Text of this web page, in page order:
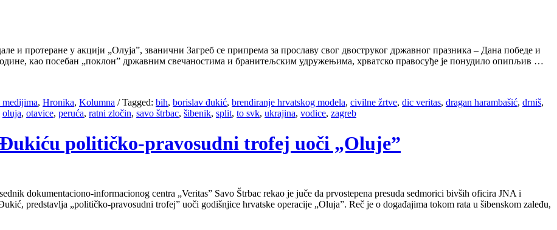
и протеране у акцији „Олуја”, званични Загреб се припрема за прославу свог двоструког државног празника – Дана победе и
као посебан „поклон” државним свечаностима и бранитељским удружењима, хрватско правосуђе је понудило опипљив …
, Hronika, Kolumna /Tagged: bih, borislav đukić, brendiranje hrvatskog modela, civilne žrtve, dic veritas, dragan harambašić, drniš,
oluja, otavice, peruća, ratni zločin, savo štrbac, šibenik, split, to svk, ukrajina, vodice, zagreb
Đukiću političko-pravosudni trofej uoči „Oluje”
dokumentaciono-informacionog centra „Veritas” Savo Štrbac rekao je juče da prvostepena presuda sedmorici bivših oficira JNA i
predstavlja „političko-pravosudni trofej” uoči godišnjice hrvatske operacije „Oluja”. Reč je o događajima tokom rata u šibenskom zaleđu,